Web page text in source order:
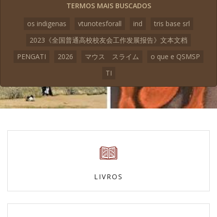
TERMOS MAIS BUSCADOS
os indigenas
vtunotesforall ind
tris base srl
2023《全国普通高校校友会工作发展报告》文本文档
PENGATI
2026 マウス スライム
o que e QSMSP
TI
LIVROS